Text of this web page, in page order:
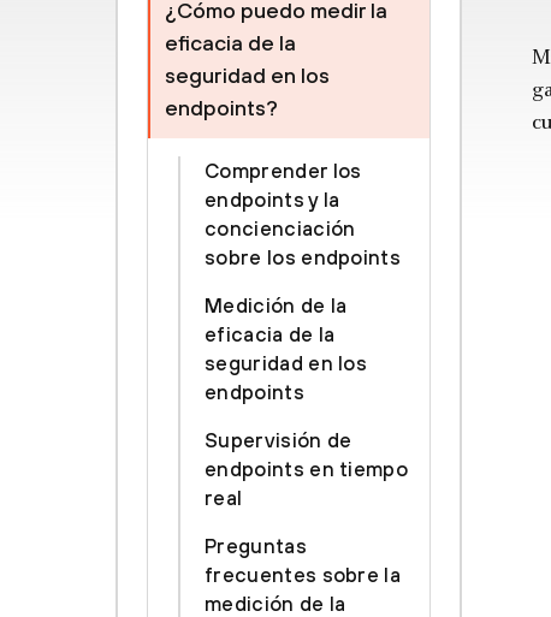
¿Cómo puedo medir la
eficacia de la
seguridad en los
endpoints?
Comprender los
endpoints y la
concienciación
sobre los endpoints
Medición de la
eficacia de la
seguridad en los
endpoints
Supervisión de
endpoints en tiempo
real
Preguntas
frecuentes sobre la
medición de la